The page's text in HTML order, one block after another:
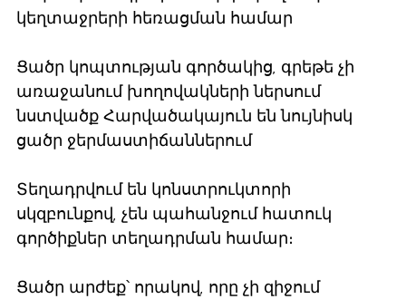
կեղտաջրերի հեռացման համար
Ցածր կոպտության գործակից, գրեթե չի
առաջանում խողովակների ներսում
նստվածք Հարվածակայուն են նույնիսկ
ցածր ջերմաստիճաններում
Տեղադրվում են կոնստրուկտորի
սկզբունքով, չեն պահանջում հատուկ
գործիքներ տեղադրման համար։
Ցածր արժեք՝ որակով, որը չի զիջում